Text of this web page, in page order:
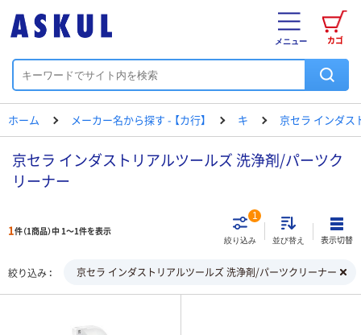
カゴ
メニュー
ホーム メーカー名から探す - 【カ行】 キ 京セラ インダス
京セラ インダストリアルツールズ 洗浄剤/パーツク
リーナー
1件（1商品）中 1～1件を表示
絞り込み
1
並び替え 表示切替
絞り込み 京セラ インダストリアルツールズ 洗浄剤/パーツクリーナー